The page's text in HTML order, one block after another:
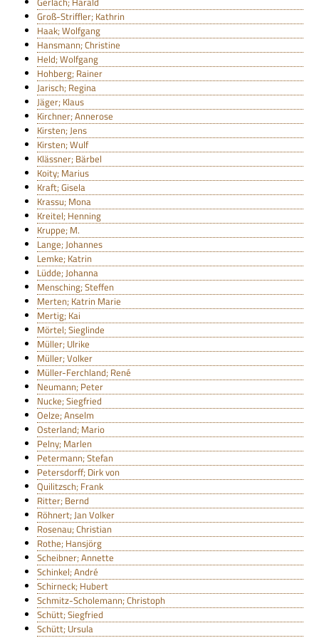
Groß-Striffler; Kathrin
Haak; Wolfgang
Hansmann; Christine
Held; Wolfgang
Hohberg; Rainer
Jarisch; Regina
Jäger; Klaus
Kirchner; Annerose
Kirsten; Jens
Kirsten; Wulf
Klässner; Bärbel
Koity; Marius
Kraft; Gisela
Krassu; Mona
Kreitel; Henning
Kruppe; M.
Lange; Johannes
Lemke; Katrin
Lüdde; Johanna
Mensching; Steffen
Merten; Katrin Marie
Mertig; Kai
Mörtel; Sieglinde
Müller; Ulrike
Müller; Volker
Müller-Ferchland; René
Neumann; Peter
Nucke; Siegfried
Oelze; Anselm
Osterland; Mario
Pelny; Marlen
Petermann; Stefan
Petersdorff; Dirk von
Quilitzsch; Frank
Ritter; Bernd
Röhnert; Jan Volker
Rosenau; Christian
Rothe; Hansjörg
Scheibner; Annette
Schinkel; André
Schirneck; Hubert
Schmitz-Scholemann; Christoph
Schütt; Siegfried
Schütt; Ursula